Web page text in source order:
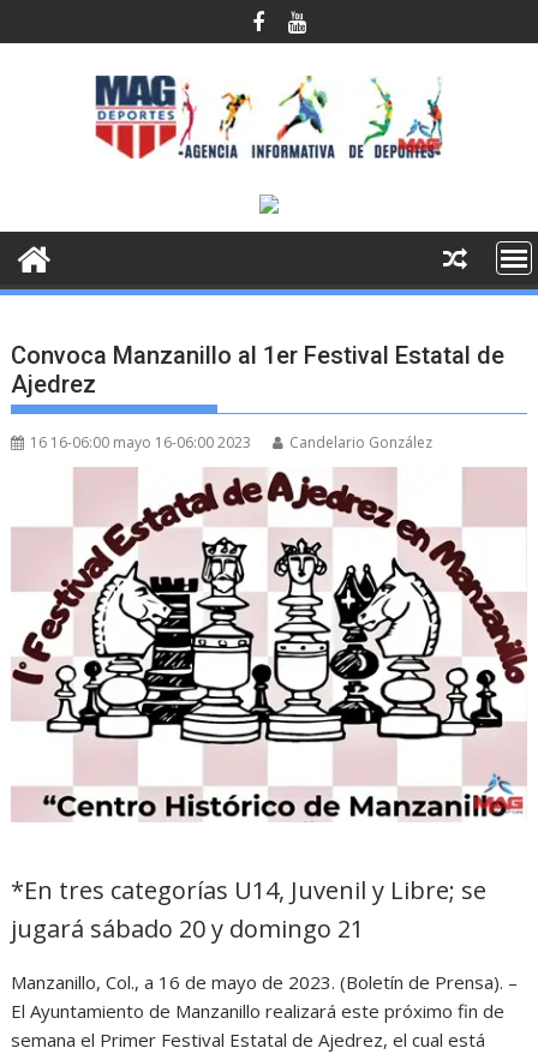
al
Convoca Manzanillo al 1er Festival Estatal de
Ajedrez
16 16-06:00 mayo 16-06:00 2023 Candelario González
*En tres categorías U14, Juvenil y Libre; se
jugará sábado 20 y domingo 21
Manzanillo, Col., a 16 de mayo de 2023. (Boletín de Prensa). –
El Ayuntamiento de Manzanillo realizará este próximo fin de
semana el Primer Festival Estatal de Ajedrez, el cual está